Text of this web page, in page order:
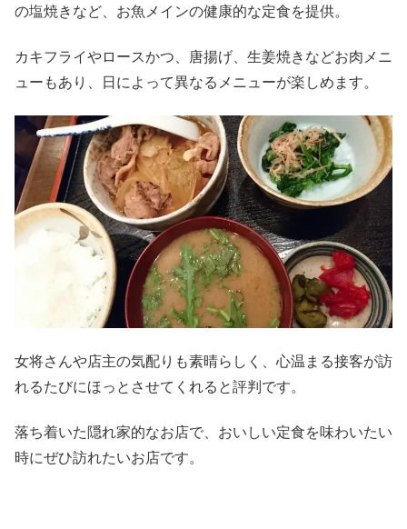
の塩焼きなど、お魚メインの健康的な定食を提供。
カキフライやロースかつ、唐揚げ、生姜焼きなどお肉メニ
ューもあり、日によって異なるメニューが楽しめます。
女将さんや店主の気配りも素晴らしく、心温まる接客が訪
れるたびにほっとさせてくれると評判です。
落ち着いた隠れ家的なお店で、おいしい定食を味わいたい
時にぜひ訪れたいお店です。